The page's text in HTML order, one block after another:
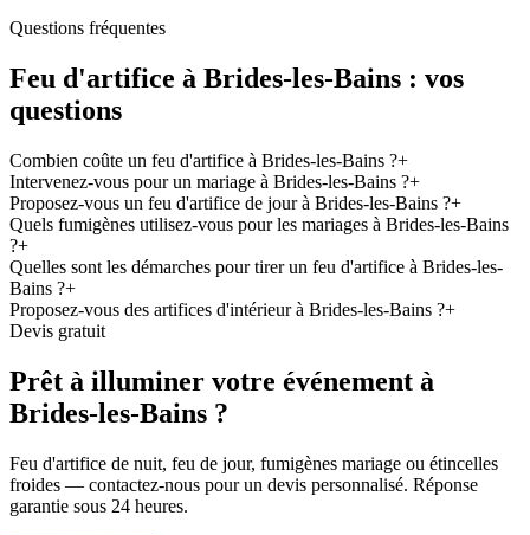
Questions fréquentes
Feu d'artifice à Brides-les-Bains : vos
questions
Combien coûte un feu d'artifice à Brides-les-Bains ?+
Intervenez-vous pour un mariage à Brides-les-Bains ?+
Proposez-vous un feu d'artifice de jour à Brides-les-Bains ?+
Quels fumigènes utilisez-vous pour les mariages à Brides-les-Bains
?+
Quelles sont les démarches pour tirer un feu d'artifice à Brides-les-
Bains ?+
Proposez-vous des artifices d'intérieur à Brides-les-Bains ?+
Devis gratuit
Prêt à illuminer votre événement à
Brides-les-Bains ?
Feu d'artifice de nuit, feu de jour, fumigènes mariage ou étincelles
froides — contactez-nous pour un devis personnalisé. Réponse
garantie sous 24 heures.